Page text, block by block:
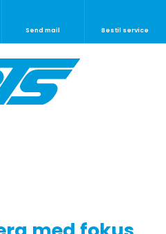
Send mail Bestil service